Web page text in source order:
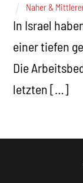
Naher &
In Israel
einer tiefen
Die
letzten […]